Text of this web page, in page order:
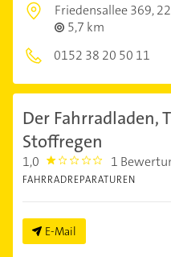
Friedensallee 369,
5,7 km
0152 38 20 50 11
Der Fahrradladen,
Stoffregen
1,0 1.0 1
FAHRRADREPARATUREN
E-Mail